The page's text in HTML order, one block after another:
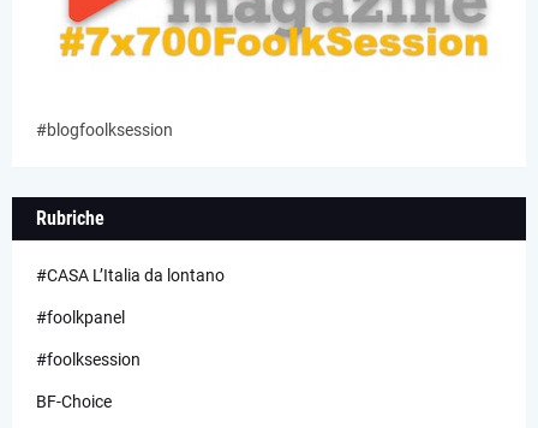
#blogfoolksession
Rubriche
#CASA L’Italia da lontano
#foolkpanel
#foolksession
BF-Choice